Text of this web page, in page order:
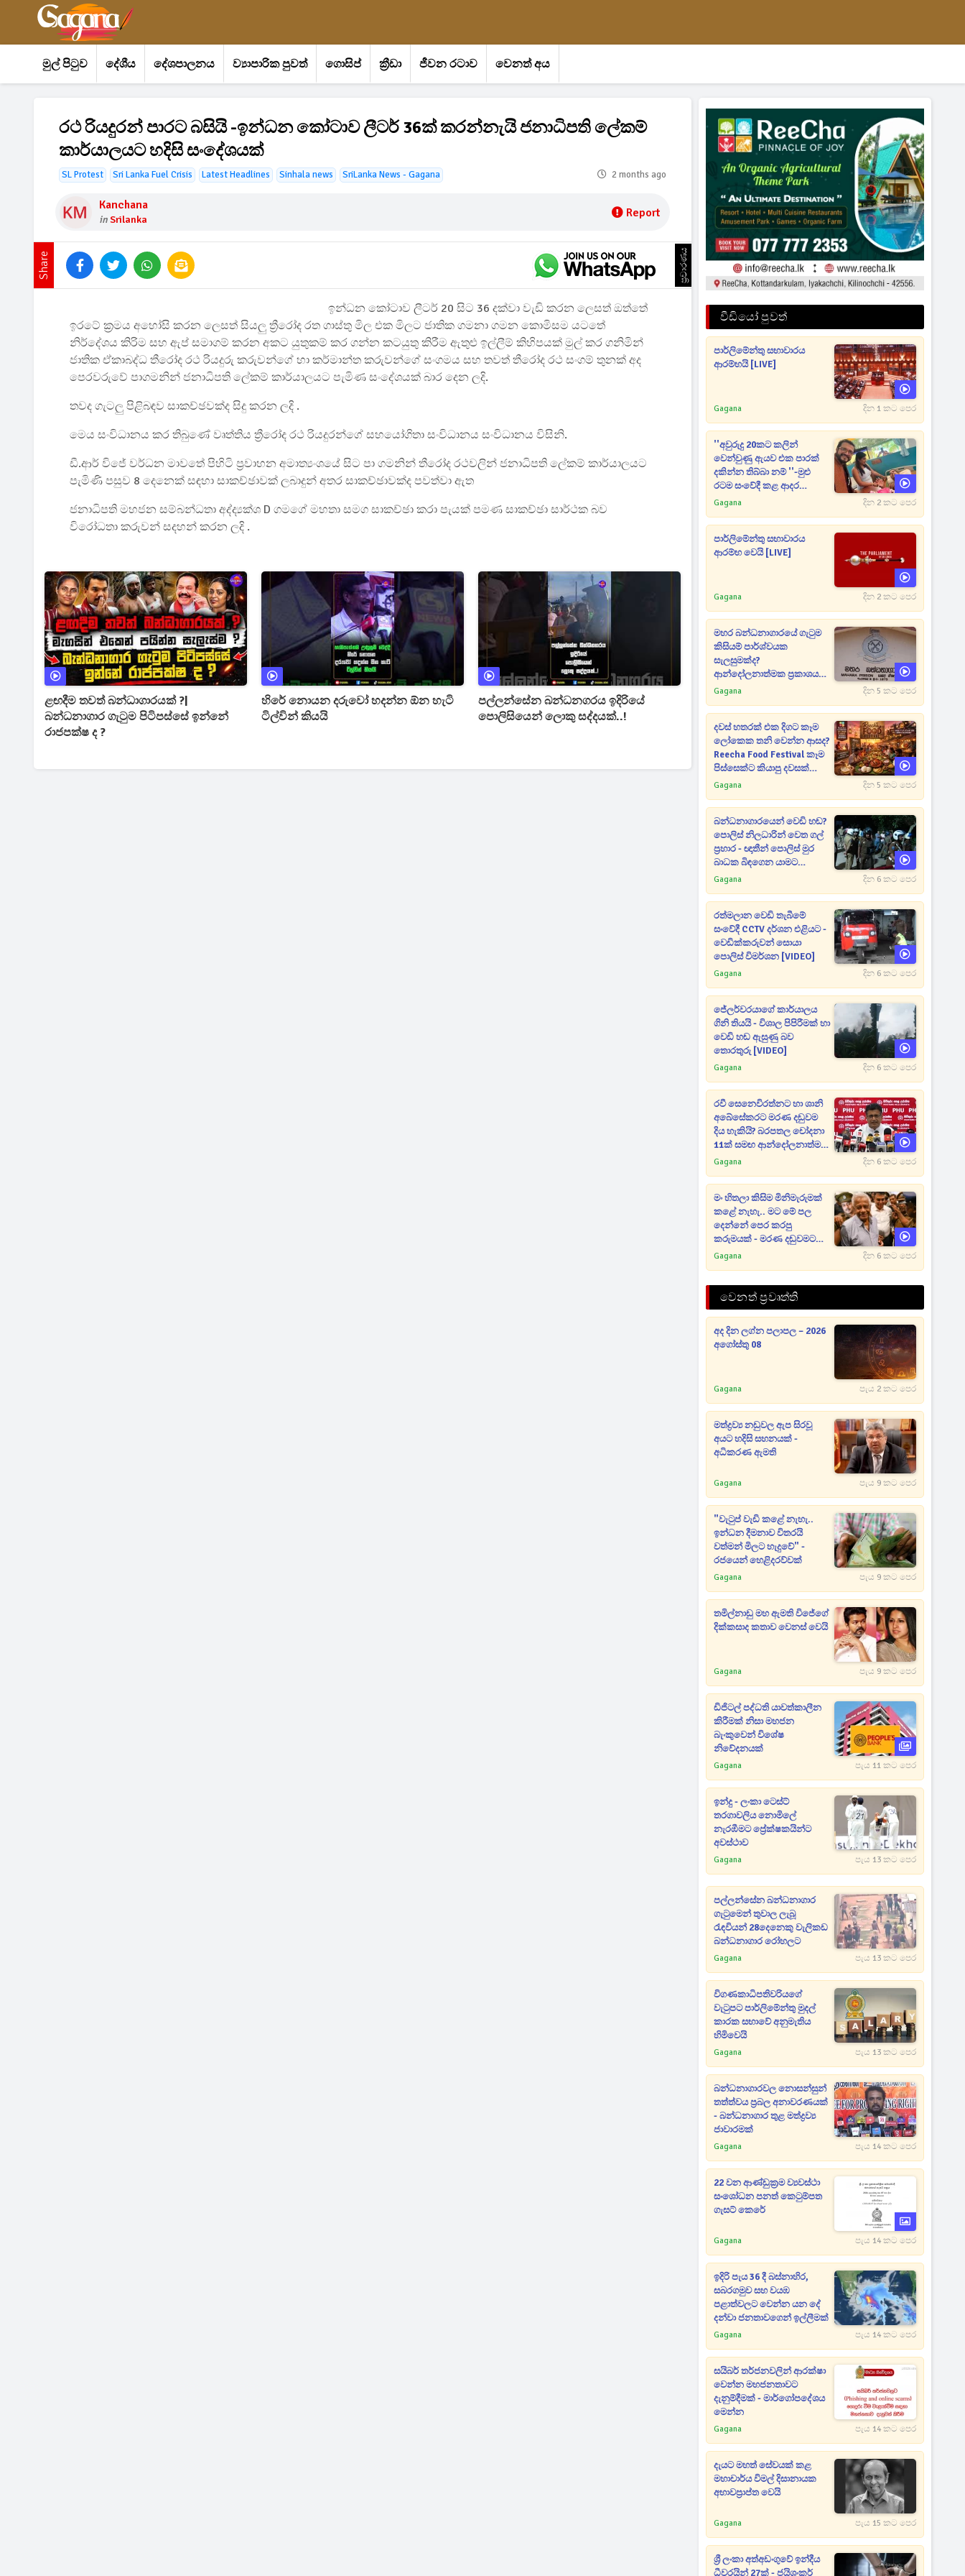
මුල් පිටුව දේශීය දේශපාලනය ව්‍යාපාරික පුවත් ගොසිප් ක්‍රීඩා ජීවන රටාව වෙනත් අය
රථ රියදුරන් පාරට බසියි -ඉන්ධන කෝටාව ලීටර් 36ක් කරන්නැයි ජනාධිපති ලේකම්
කාර්යාලයට හදිසි සංදේශයක්
SL Protest Sri Lanka Fuel Crisis Latest Headlines Sinhala news SriLanka News - Gagana 2 months ago
Kanchana
inSrilanka Report
Share ප්‍රචාරණය
ඉන්ධන කෝටාව ලීටර් 20 සිට 36 දක්වා වැඩි කරන ලෙසත් ඔත්තේ
ඉරටේ ක්‍රමය අහෝසි කරන ලෙසත් සියලු ත්‍රීරෝද රත ගාස්තු මිල එක මිලට ජාතික ගමනා ගමන කොමිසම යටතේ
නිර්දේශය කිරිම සහ ඇප් සමාගම් කරන අකට යුතුකම් කර ගන්න කටයුතු කිරීම ඇතුළු ඉල්ලීම් කිහිපයක් මුල් කර ගනිමින්
ජාතික ඒකාබද්ධ තීරෝද රථ රියදුරු කරුවන්ගේ හා කර්මාන්ත කරුවන්ගේ සංගමය සහ තවත් තීරෝද රථ සංගම් තුනක් අද
පෙරවරුවේ පාගමනින් ජනාධිපති ලේකම් කාර්යාලයට පැමිණ සංදේශයක් බාර දෙන ලදි.
තවද ගැටලු පිළිබඳව සාකච්ඡවක්ද සිදු කරන ලදි .
මෙය සංවිධානය කර තිබුණේ වෘත්තිය ත්‍රීරෝද රථ රියදුරන්ගේ සහයෝගිතා සංවිධානය සංවිධානය විසිනි.
ඩී.ආර් විජේ වර්ධන මාවතේ පිහිටි ප්‍රවාහන අමාත්‍යංශයේ සිට පා ගමනින් තීරෝද රථවලින් ජනාධිපති ලේකම් කාර්යාලයට
පැමිණි පසුව 8 දෙනෙක් සඳහා සාකච්ඡාවක් ලබාදුන් අතර සාකච්ඡාවක්ද පවත්වා ඇත
ජනාධිපති මහජන සම්බන්ධතා අද්ද්‍යක්ශ D ගමගේ මහතා සමග සාකච්ඡා කරා පැයක් පමණ සාකච්ඡා සාර්ථක බව
විරෝධතා‍ කරුවන් සදහන් කරන ලදි .
ළඟදීම තවත් බන්ධාගාරයක් ?|
බන්ධනාගාර ගැටුම පිටිපස්සේ ඉන්නේ
රාජපක්ෂ ද ?
හිරේ නොයන දරුවෝ හදන්න ඕන හැටි
ටිල්වින් කියයි
පල්ලන්සේන බන්ධනගරය ඉදිරියේ
පොලිසියෙන් ලොකු සද්දයක්..!
වීඩියෝ පුවත්
පාර්ලිමේන්තු සභාවාරය
ආරම්භයි [LIVE]
Gagana දින 1 කට පෙර
''අවුරුදු 20කට කලින්
වෙන්වුණු ඇයව එක පාරක්
දකින්න තිබ්බා නම් ''-මුළු
රටම සංවේදී කළ ආදර
අමරණීය මතකය
Gagana දින 2 කට පෙර
පාර්ලිමේන්තු සභාවාරය
ආරම්භ වෙයි [LIVE]
Gagana දින 2 කට පෙර
මහර බන්ධනාගාරයේ ගැටුම
කිසියම් පාර්ශ්වයක
සැලසුමක්ද?
ආන්දෝලනාත්මක ප්‍රකාශයක්
එළියට [VIDEO]
Gagana දින 5 කට පෙර
දවස් හතරක් එක දිගට කෑම
ලෝකෙක තනි වෙන්න ආසද?
Reecha Food Festival කෑම
පිස්සෙක්ට කියාපු දවසක්
මෙන්න
Gagana දින 5 කට පෙර
බන්ධනාගාරයෙන් වෙඩි හඬ?
පොලිස් නිලධාරින් වෙත ගල්
ප්‍රහාර - ඥාතීන් පොලිස් මුර
බාධක බිඳගෙන යාමට
උත්සාහයක [VIDEO]
Gagana දින 6 කට පෙර
රත්මලාන වෙඩි තැබීමේ
සංවේදී CCTV දර්ශන එළියට -
වෙඩික්කරුවන් සොයා
පොලිස් විමර්ශන [VIDEO]
Gagana දින 6 කට පෙර
ජේලර්වරයාගේ කාර්යාලය
ගිනි තියයි - විශාල පිපිරීමක් හා
වෙඩි හඬ ඇසුණු බව
තොරතුරු [VIDEO]
Gagana දින 6 කට පෙර
රවී සෙනෙවිරත්නට හා ශානි
අබේසේකරට මරණ දඬුවම
දිය හැකියි? බරපතල චෝදනා
11ක් සමඟ ආන්දෝලනාත්මක
ප්‍රකාශයක් [VIDEO]
Gagana දින 6 කට පෙර
මං හිතලා කිසිම මිනිමැරුමක්
කළේ නැහැ.. මට මේ පල
දෙන්නේ පෙර කරපු
කරුමයක් - මරණ දඬුවමට
කළින් කට ඇරපු පූජිත් හඬා
Gagana දින 6 කට පෙර
වෙනත් ප්‍රවෘත්ති
අද දින ලග්න පලාපල – 2026
අගෝස්තු 08
Gagana පැය 2 කට පෙර
මත්ද්‍රව්‍ය නඩුවල ඇප සිරවූ
අයට හදිසි සහනයක් -
අධිකරණ ඇමති
Gagana පැය 9 කට පෙර
"වැටුප් වැඩි කළේ නැහැ..
ඉන්ධන දීමනාව විතරයි
වත්මන් මිලට හැදුවේ" -
රජයෙන් හෙළිදරව්වක්
Gagana පැය 9 කට පෙර
තමිල්නාඩු මහ ඇමති විජේගේ
දික්කසාද කතාව වෙනස් වෙයි
Gagana පැය 9 කට පෙර
ඩිජිටල් පද්ධති යාවත්කාලීන
කිරීමක් නිසා මහජන
බැංකුවෙන් විශේෂ
නිවේදනයක්
Gagana පැය 11 කට පෙර
ඉන්දු - ලංකා ටෙස්ට්
තරගාවලිය නොමිලේ
නැරඹීමට ප්‍රේක්ෂකයින්ට
අවස්ථාව
Gagana පැය 13 කට පෙර
පල්ලන්සේන බන්ධනාගාර
ගැටුමෙන් තුවාල ලැබූ
රැඳවියන් 28දෙනෙකු වැලිකඩ
බන්ධනාගාර රෝහලට
Gagana පැය 13 කට පෙර
විගණකාධිපතිවරියගේ
වැටුපට පාර්ලිමේන්තු මුදල්
කාරක සභාවේ අනුමැතිය
හිමිවෙයි
Gagana පැය 13 කට පෙර
බන්ධනාගාරවල නොසන්සුන්
තත්ත්වය ප්‍රබල අනාවරණයක්
- බන්ධනාගාර තුළ මත්ද්‍රව්‍ය
ජාවාරමක්
Gagana පැය 14 කට පෙර
22 වන ආණ්ඩුක්‍රම ව්‍යවස්ථා
සංශෝධන පනත් කෙටුම්පත
ගැසට් කෙරේ
Gagana පැය 14 කට පෙර
ඉදිරි පැය 36 දී බස්නාහිර,
සබරගමුව සහ වයඹ
පළාත්වලට වෙන්න යන දේ
දන්වා ජනතාවගෙන් ඉල්ලීමක්
Gagana පැය 14 කට පෙර
සයිබර් තර්ජනවලින් ආරක්ෂා
වෙන්න මහජනතාවට
දැනුම්දීමක් - මාර්ගෝපදේශය
මෙන්න
Gagana පැය 14 කට පෙර
දැයට මහත් සේවයක් කළ
මහාචාර්ය විමල් දිසානායක
අභාවප්‍රාප්ත වෙයි
Gagana පැය 15 කට පෙර
ශ්‍රී ලංකා අත්අඩංගුවේ ඉන්දීය
ධීවරයින් 27ක් - ජයිශංකර්